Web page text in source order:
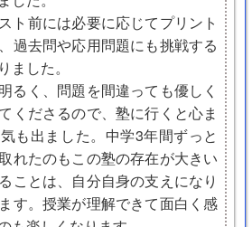
ト前には必要に応じてプリント
過去問や応用問題にも挑戦する
ました。
るく、問題を間違っても優しく
くださるので、塾に行くと心ま
も出ました。中学3年間ずっと
れたのもこの塾の存在が大きい
ことは、自分自身の支えになり
す。授業が理解できて面白く感